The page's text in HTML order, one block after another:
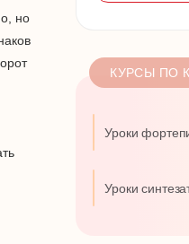
но
КУРСЫ ПО
Уроки
Уроки